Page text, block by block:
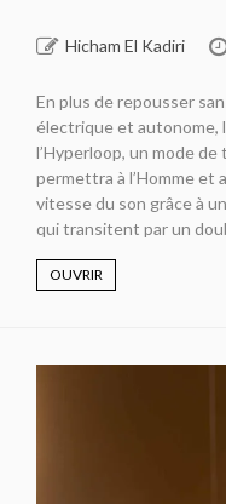
Hicham El Kadiri
En plus de repousser
électrique et autonome,
l’Hyperloop, un mode
permettra à l’Homme et
vitesse du son grâce à
qui transitent par un
OUVRIR